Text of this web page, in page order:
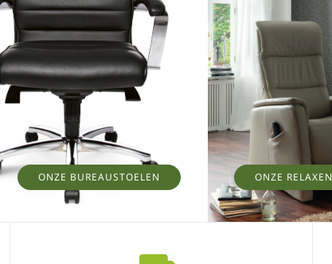
ONZE BUREAUSTOELEN ONZE RELAXEN